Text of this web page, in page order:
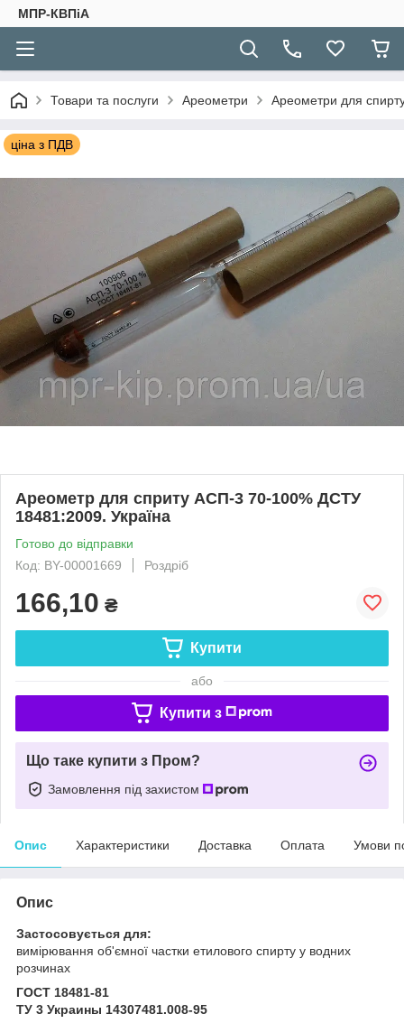
МПР-КВПіА
Товари та послуги Ареометри Ареометри для
ціна з ПДВ
Ареометр для сприту АСП-3 70-100% ДСТУ
18481:2009. Україна
Готово до відправки
Код: BY-00001669
Роздріб
166,10 ₴
Купити
або
Купити з
Що таке купити з Пром?
Замовлення під захистом
Опис Характеристики Доставка Оплата Умови
Опис
Застосовується для:
вимірювання об'ємної частки етилового спирту у водних
розчинах
ГОСТ 18481-81
ТУ 3 Украины 14307481.008-95